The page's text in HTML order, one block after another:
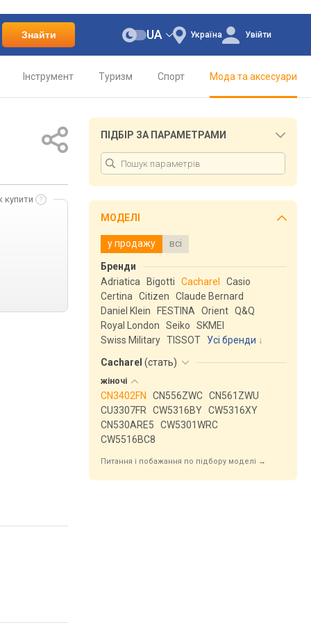
Знайти Україна
UA Увійти
Інструмент Туризм Спорт Мода та аксесуари
купити
ПІДБІР ЗА ПАРАМЕТРАМИ
МОДЕЛІ
у продажу всі
Бренди
Adriatica
Bigotti Cacharel
Casio
Certina
Citizen
Claude Bernard
Daniel Klein
FESTINA Orient Q&Q
Royal London
Seiko
SKMEI
Swiss Military TISSOT
Усі бренди
Cacharel (стать)
жіночі
CN3402FN CN556ZWC CN561ZWU
CU3307FR
CW5316BY CW5316XY
CN530ARE5
CW5301WRC
CW5516BC8
Питання і побажання по підбору моделі →